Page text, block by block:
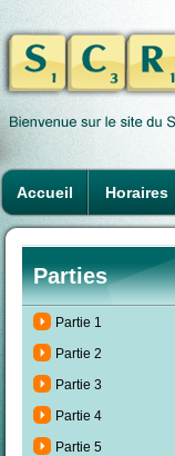
Accueil Horaires
Parties
Partie 1
Partie 2
Partie 3
Partie 4
Partie 5